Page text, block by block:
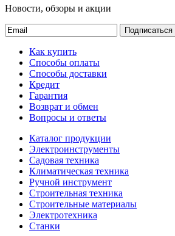
Характеризует максимальное допустимое
давление при котором обеспечивается
указанная в паспорте герметичность и
срок эксплуатации
Строительная длина
Строительная длина
Характеризует максимальное расстояние
по оси трубопровода которое занимает
Размер резьбы
Размер резьбы
Характеризует тип и размер
присоединительной резьбы крана
Артикул
Новости, обзоры и акции
Подписаться
Как купить
Способы оплаты
Способы доставки
Кредит
Гарантия
Возврат и обмен
Вопросы и ответы
Каталог продукции
Электроинструменты
Садовая техника
Климатическая техника
Ручной инструмент
Строительная техника
Строительные материалы
Электротехника
Станки